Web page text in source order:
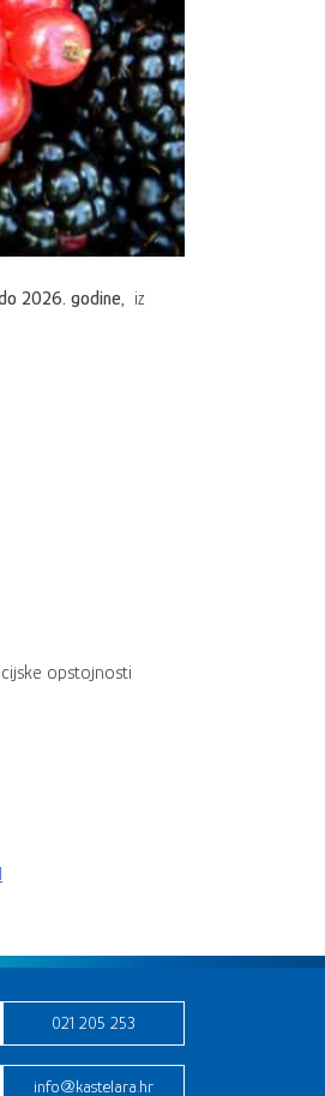
2026. godine, iz
opstojnosti
021 205 253
info@kastelara.hr